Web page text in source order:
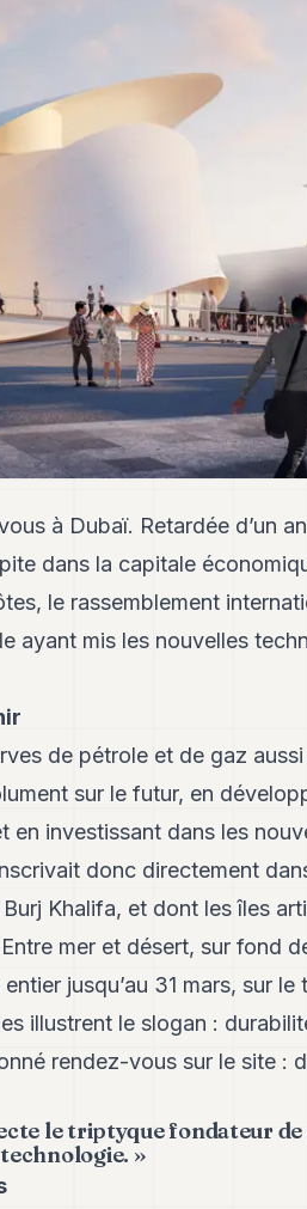
à Dubaï. Retardée d’un
dans la capitale
le rassemblement
ayant mis les nouvelles
de pétrole et de gaz
sur le futur, en
en investissant dans les
donc directement
Khalifa, et dont les îles
mer et désert, sur fond
jusqu’au 31 mars, sur
illustrent le slogan :
rendez-vous sur le site :
le triptyque fondateur
»